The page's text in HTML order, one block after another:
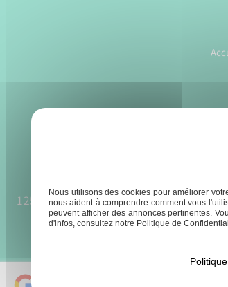
125 chemin du teron, 47300 Pujols
Nous utilisons des cookies pour améliorer
nous aident à comprendre comment vous
peuvent afficher des annonces pertinentes.
d'infos, consultez notre Politique de